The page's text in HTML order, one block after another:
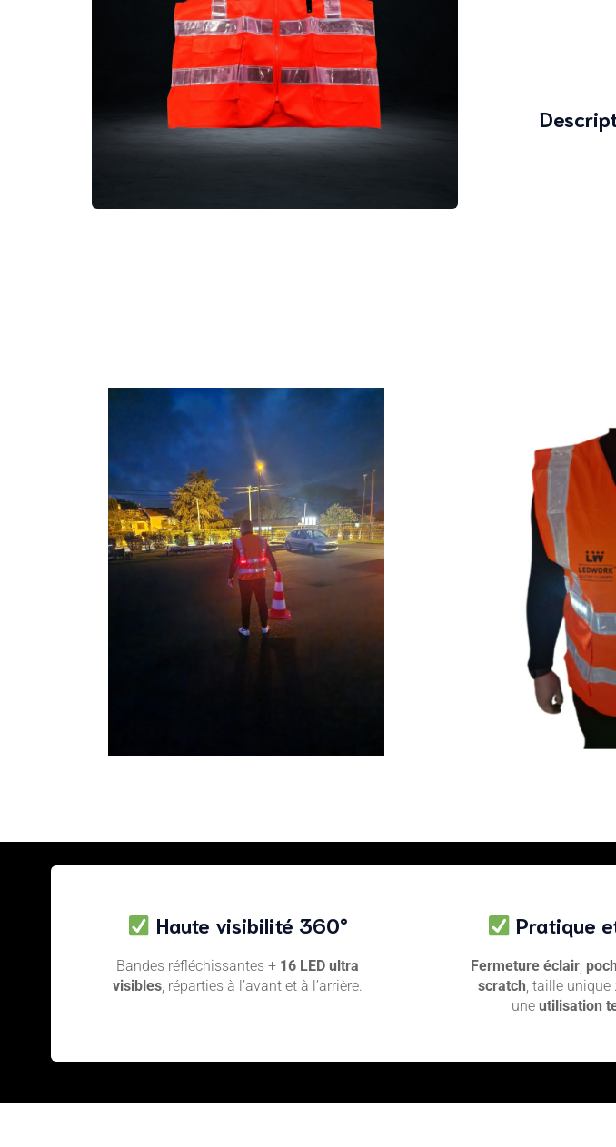
Haute visibilité 360°
Bandes réfléchissantes + 16 LED ultra
visibles, réparties à l’avant et à l’arrière.
Pratique
Fermeture éclair,
scratch, taille unique
une utilisation